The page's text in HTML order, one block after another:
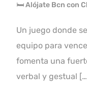
🛏 Alójate Bcn con
Un juego donde
equipo para
fomenta una
verbal y gestual